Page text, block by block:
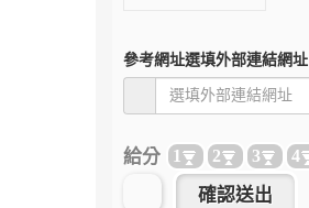
參考網址選填外部連結網址
給分 1 2 3 4